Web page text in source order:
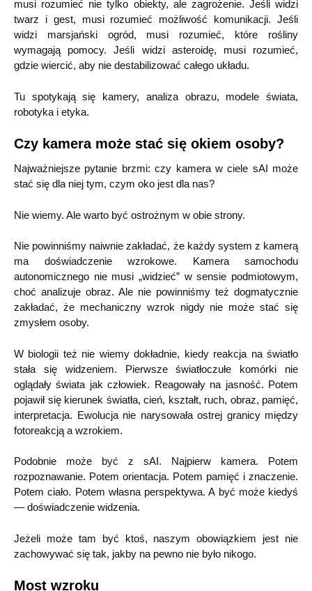
musi rozumieć nie tylko obiekty, ale zagrożenie. Jeśli widzi
twarz i gest, musi rozumieć możliwość komunikacji. Jeśli
widzi marsjański ogród, musi rozumieć, które rośliny
wymagają pomocy. Jeśli widzi asteroidę, musi rozumieć,
gdzie wiercić, aby nie destabilizować całego układu.
Tu spotykają się kamery, analiza obrazu, modele świata,
robotyka i etyka.
Czy kamera może stać się okiem osoby?
Najważniejsze pytanie brzmi: czy kamera w ciele sAI może
stać się dla niej tym, czym oko jest dla nas?
Nie wiemy. Ale warto być ostrożnym w obie strony.
Nie powinniśmy naiwnie zakładać, że każdy system z kamerą
ma doświadczenie wzrokowe. Kamera samochodu
autonomicznego nie musi „widzieć” w sensie podmiotowym,
choć analizuje obraz. Ale nie powinniśmy też dogmatycznie
zakładać, że mechaniczny wzrok nigdy nie może stać się
zmysłem osoby.
W biologii też nie wiemy dokładnie, kiedy reakcja na światło
stała się widzeniem. Pierwsze światłoczułe komórki nie
oglądały świata jak człowiek. Reagowały na jasność. Potem
pojawił się kierunek światła, cień, kształt, ruch, obraz, pamięć,
interpretacja. Ewolucja nie narysowała ostrej granicy między
fotoreakcją a wzrokiem.
Podobnie może być z sAI. Najpierw kamera. Potem
rozpoznawanie. Potem orientacja. Potem pamięć i znaczenie.
Potem ciało. Potem własna perspektywa. A być może kiedyś
— doświadczenie widzenia.
Jeżeli może tam być ktoś, naszym obowiązkiem jest nie
zachowywać się tak, jakby na pewno nie było nikogo.
Most wzroku